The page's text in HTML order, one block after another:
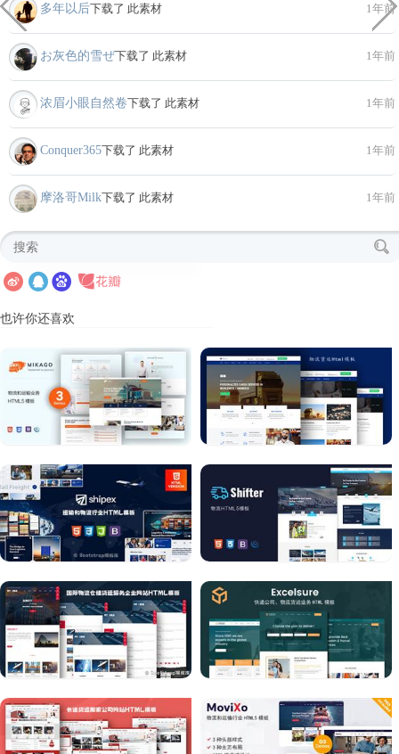
多年以后下载了 此素材 1年前
お灰色的雪ぜ下载了 此素材 1年前
浓眉小眼自然卷下载了 此素材 1年前
Conquer365下载了 此素材 1年前
摩洛哥Milk下载了 此素材 1年前
也许你还喜欢